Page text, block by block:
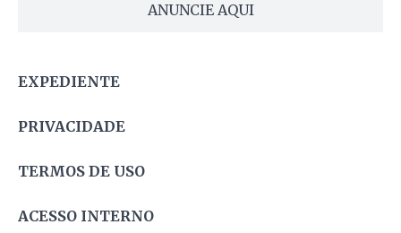
ANUNCIE AQUI
EXPEDIENTE
PRIVACIDADE
TERMOS DE USO
ACESSO INTERNO